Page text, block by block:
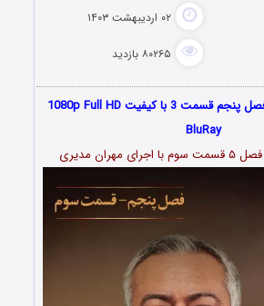
۰۲ اردیبهشت ۱۴۰۳
۸۰۲۶۵ بازدید
دانلود سریال اسکار فصل پنجم قسمت 3 با کیفیت 1080p Full HD
BluRay
مدیری